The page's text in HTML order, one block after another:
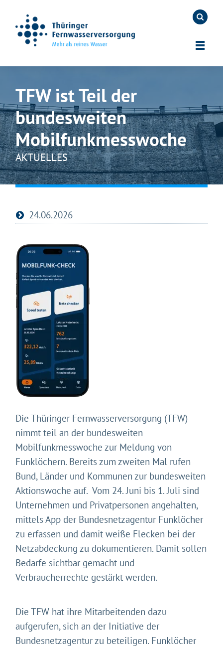
TFW ist Teil der
bundesweiten
Mobilfunkmesswoche
AKTUELLES
24.06.2026
Die Thüringer Fernwasserversorgung (TFW)
nimmt teil an der bundesweiten
Mobilfunkmesswoche zur Meldung von
Funklöchern. Bereits zum zweiten Mal rufen
Bund, Länder und Kommunen zur bundesweiten
Aktionswoche auf. Vom 24. Juni bis 1. Juli sind
Unternehmen und Privatpersonen angehalten,
mittels App der Bundesnetzagentur Funklöcher
zu erfassen und damit weiße Flecken bei der
Netzabdeckung zu dokumentieren. Damit sollen
Bedarfe sichtbar gemacht und
Verbraucherrechte gestärkt werden.
Die TFW hat ihre Mitarbeitenden dazu
aufgerufen, sich an der Initiative der
Bundesnetzagentur zu beteiligen. Funklöcher